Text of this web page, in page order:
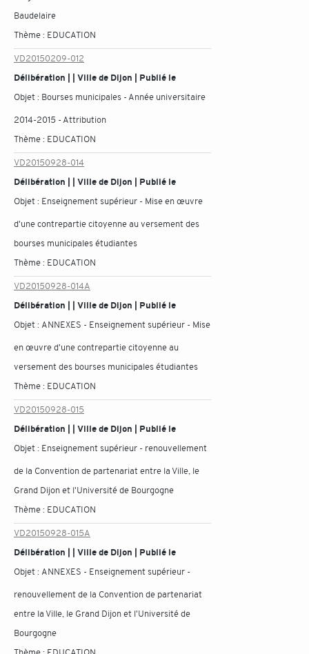
Baudelaire
Thème : EDUCATION
VD20150209-012
Délibération | | Ville de Dijon | Publié le
Objet : Bourses municipales - Année universitaire
2014-2015 - Attribution
Thème : EDUCATION
VD20150928-014
Délibération | | Ville de Dijon | Publié le
Objet : Enseignement supérieur - Mise en œuvre
d'une contrepartie citoyenne au versement des
bourses municipales étudiantes
Thème : EDUCATION
VD20150928-014A
Délibération | | Ville de Dijon | Publié le
Objet : ANNEXES - Enseignement supérieur - Mise
en œuvre d'une contrepartie citoyenne au
versement des bourses municipales étudiantes
Thème : EDUCATION
VD20150928-015
Délibération | | Ville de Dijon | Publié le
Objet : Enseignement supérieur - renouvellement
de la Convention de partenariat entre la Ville, le
Grand Dijon et l'Université de Bourgogne
Thème : EDUCATION
VD20150928-015A
Délibération | | Ville de Dijon | Publié le
Objet : ANNEXES - Enseignement supérieur -
renouvellement de la Convention de partenariat
entre la Ville, le Grand Dijon et l'Université de
Bourgogne